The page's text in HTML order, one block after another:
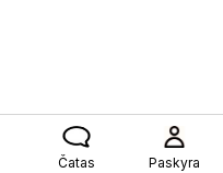
Čatas Paskyra